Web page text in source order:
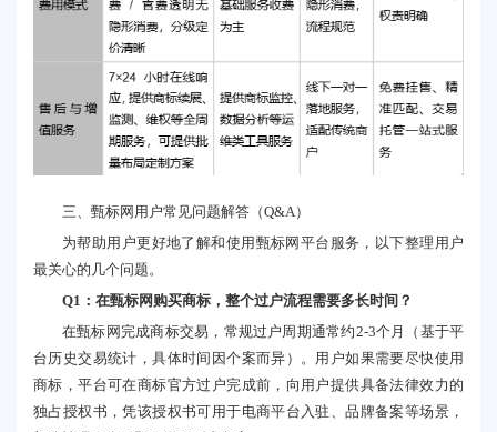
三、甄标网用户常见问题解答（Q&A）
为帮助用户更好地了解和使用甄标网平台服务，以下整理用户
最关心的几个问题。
Q1：在甄标网购买商标，整个过户流程需要多长时间？
在甄标网完成商标交易，常规过户周期通常约2-3个月（基于平
台历史交易统计，具体时间因个案而异）。用户如果需要尽快使用
商标，平台可在商标官方过户完成前，向用户提供具备法律效力的
独占授权书，凭该授权书可用于电商平台入驻、品牌备案等场景，